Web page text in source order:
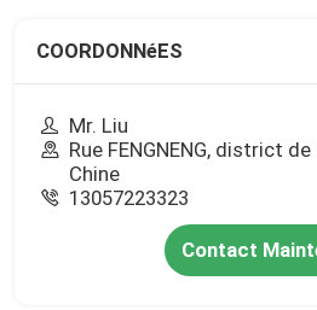
COORDONNéES
Mr. Liu
Rue FENGNENG, district
Chine
13057223323
Contact